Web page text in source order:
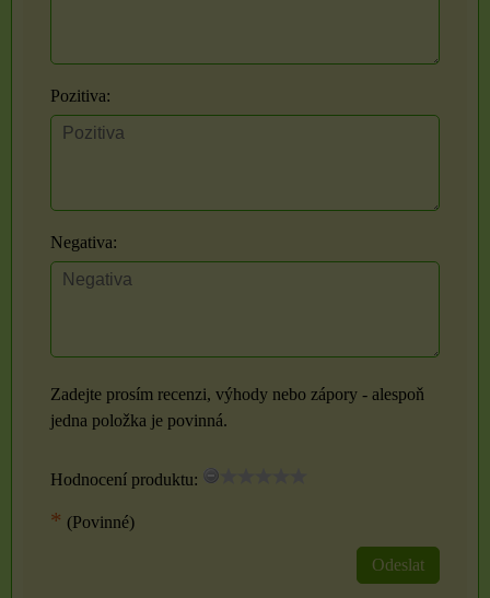
Pozitiva:
Negativa:
Zadejte prosím recenzi, výhody nebo zápory - alespoň
jedna položka je povinná.
Hodnocení produktu:
* (Povinné)
Odeslat